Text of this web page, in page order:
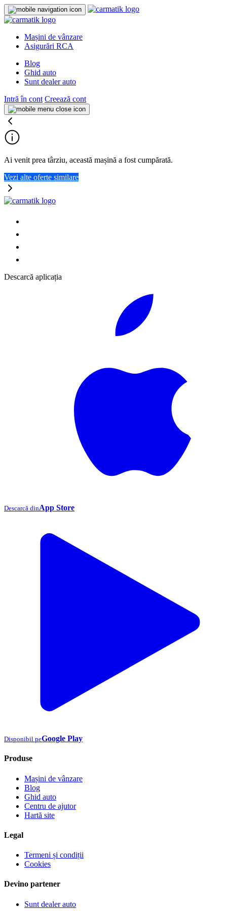
Mașini de vânzare
Asigurări RCA
Blog
Ghid auto
Sunt dealer auto
Intră în cont Creează cont
Ai venit prea târziu, această mașină a fost cumpărată.
Vezi alte oferte similare
Descarcă aplicația
Descarcă dinApp Store
Disponibil peGoogle Play
Produse
Mașini de vânzare
Blog
Ghid auto
Centru de ajutor
Hartă site
Legal
Termeni și condiții
Cookies
Devino partener
Sunt dealer auto